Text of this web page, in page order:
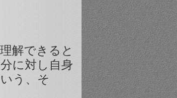
解できると
に対し自身
う、そ